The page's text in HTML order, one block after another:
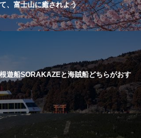
、富士山に癒されよう
遊船SORAKAZEと海賊船どちらがおす